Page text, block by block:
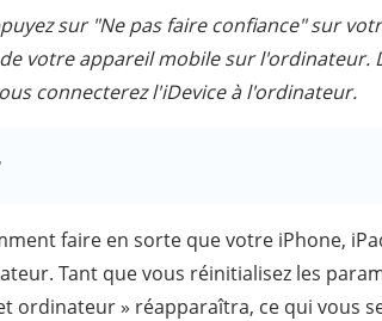
sur "Ne pas faire confiance" sur
votre appareil mobile sur l'ordinateur.
connecterez l'iDevice à l'ordinateur.
faire en sorte que votre iPhone,
Tant que vous réinitialisez les
ordinateur » réapparaîtra, ce qui vous